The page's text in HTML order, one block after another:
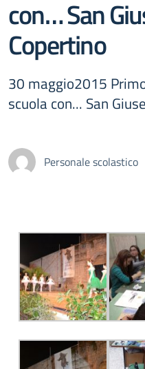
con… San
Copertino
30 maggio2015
scuola con... San
Personale scolastico